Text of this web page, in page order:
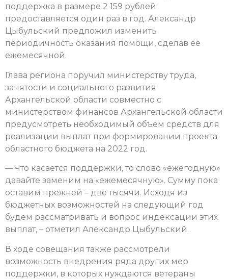
поддержка в размере 2 159 рублей
предоставляется один раз в год. Александр
Цыбульский предложил изменить
периодичность оказания помощи, сделав ее
ежемесячной.
Глава региона поручил министерству труда,
занятости и социального развития
Архангельской области совместно с
министерством финансов Архангельской области
предусмотреть необходимый объем средств для
реализации выплат при формировании проекта
областного бюджета на 2022 год.
— Что касается поддержки, то слово «ежегодную»
давайте заменим на «ежемесячную». Сумму пока
оставим прежней – две тысячи. Исходя из
бюджетных возможностей на следующий год
будем рассматривать и вопрос индексации этих
выплат, – отметил Александр Цыбульский.
В ходе совещания также рассмотрели
возможность внедрения ряда других мер
поддержки, в которых нуждаются ветераны